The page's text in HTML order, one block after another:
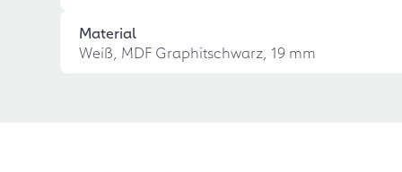
Material
Weiß, MDF Graphitschwarz, 19 mm